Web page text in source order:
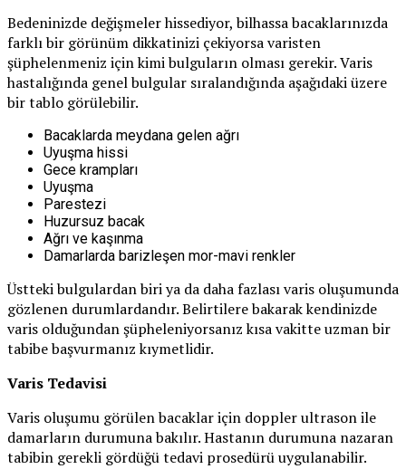
Bedeninizde değişmeler hissediyor, bilhassa bacaklarınızda
farklı bir görünüm dikkatinizi çekiyorsa varisten
şüphelenmeniz için kimi bulguların olması gerekir. Varis
hastalığında genel bulgular sıralandığında aşağıdaki üzere
bir tablo görülebilir.
Bacaklarda meydana gelen ağrı
Uyuşma hissi
Gece krampları
Uyuşma
Parestezi
Huzursuz bacak
Ağrı ve kaşınma
Damarlarda barizleşen mor-mavi renkler
Üstteki bulgulardan biri ya da daha fazlası varis oluşumunda
gözlenen durumlardandır. Belirtilere bakarak kendinizde
varis olduğundan şüpheleniyorsanız kısa vakitte uzman bir
tabibe başvurmanız kıymetlidir.
Varis Tedavisi
Varis oluşumu görülen bacaklar için doppler ultrason ile
damarların durumuna bakılır. Hastanın durumuna nazaran
tabibin gerekli gördüğü tedavi prosedürü uygulanabilir.